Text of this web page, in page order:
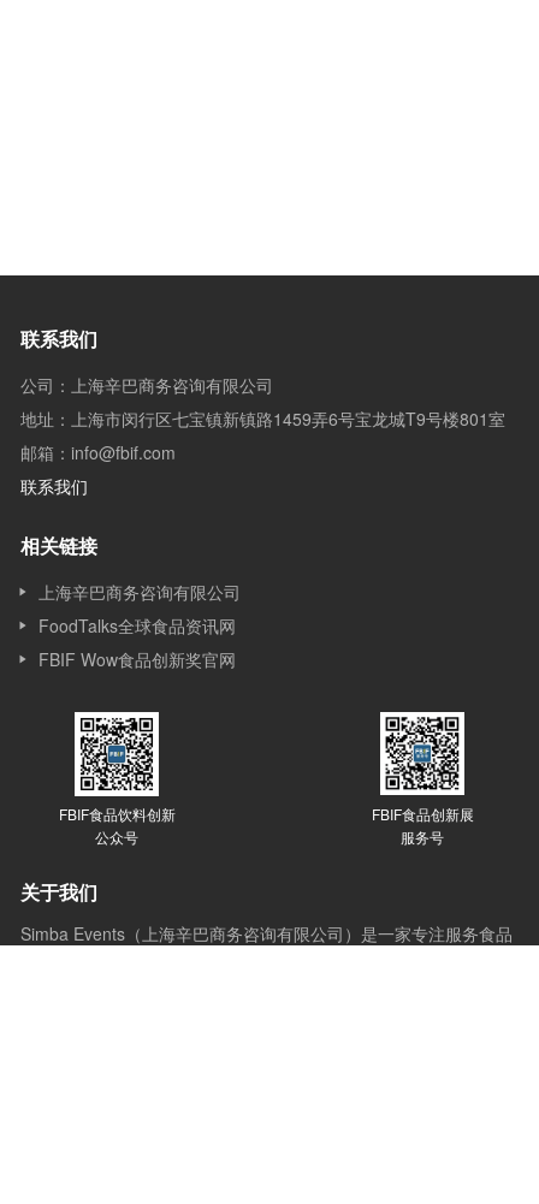
联系我们
公司：上海辛巴商务咨询有限公司
地址：上海市闵行区七宝镇新镇路1459弄6号宝龙城T9号楼801室
邮箱：info@fbif.com
联系我们
相关链接
上海辛巴商务咨询有限公司
FoodTalks全球食品资讯网
FBIF Wow食品创新奖官网
FBIF食品饮料创新
公众号
FBIF食品创新展
服务号
关于我们
Simba Events（上海辛巴商务咨询有限公司）是一家专注服务食品